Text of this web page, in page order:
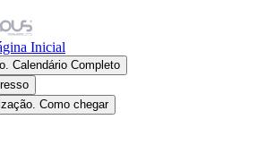
Inicial
Calendário Completo
Como chegar